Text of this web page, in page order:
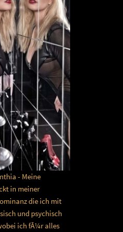
- Meine
in meiner
die ich mit
und psychisch
ich fÃ¼r alles